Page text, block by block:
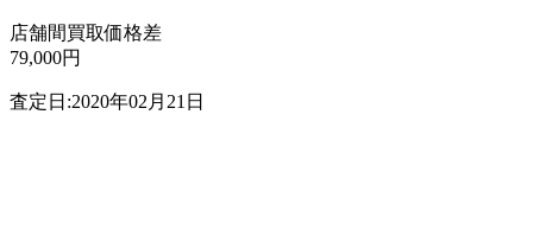
店舗間買取価格差
79,000円
査定日:2020年02月21日